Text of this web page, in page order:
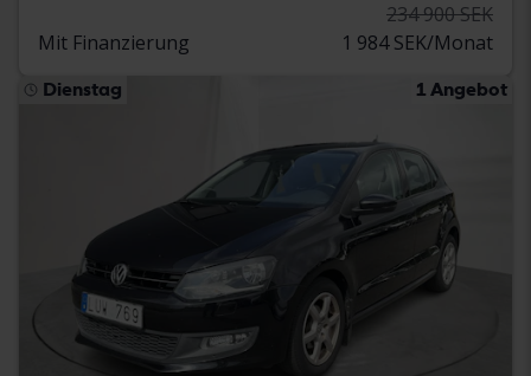
234 900 SEK
Mit Finanzierung
1 984 SEK/Monat
Dienstag 1 Angebot